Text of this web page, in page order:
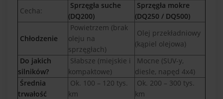
Cecha:
Sprzęgła suche
(DQ200)
Sprzęgła mokre
(DQ250 / DQ500)
Chłodzenie
Powietrzem (brak
oleju na
sprzęgłach)
Olej przekładniowy
(kąpiel olejowa)
Do jakich
silników?
Słabsze (miejskie i
kompaktowe)
Mocne (SUV-y,
diesle, napęd 4x4)
Średnia
trwałość
Ok. 100 – 120 tys.
km
Ok. 200 – 300 tys.
km